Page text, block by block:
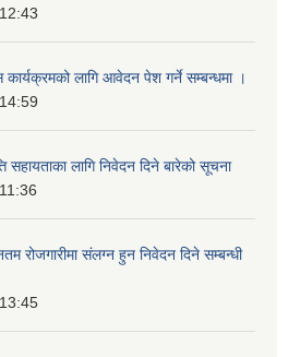
कार्यक्रमको लागि आवेदन पेश गर्ने सम्बन्धमा ।
सहायताका लागि निवेदन दिने बारेको सूचना
रोजगारीमा संलग्न हुन निवेदन दिने सम्बन्धी